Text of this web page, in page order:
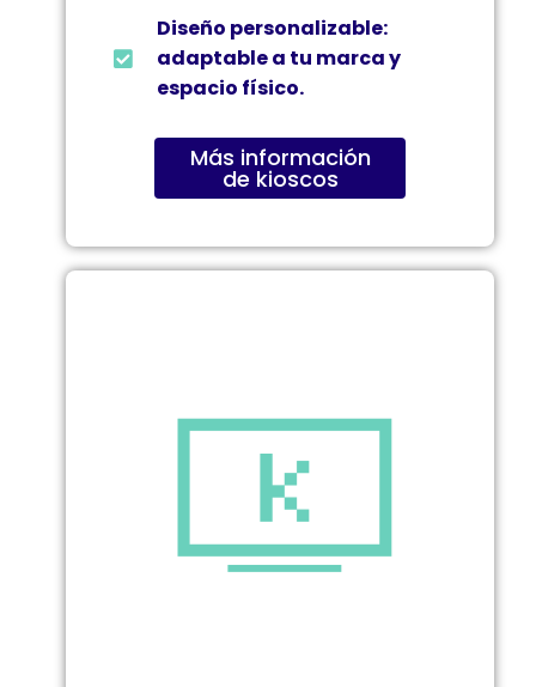
Diseño personalizable:
adaptable a tu marca y
espacio físico.
Más información
de kioscos